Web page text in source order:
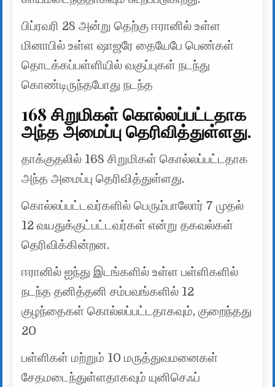
பிப்ரவரி 28 அன்று தெற்கு ஈரானில் உள்ள
மினாபில் உள்ள ஷாஜரே தையேபே பெண்கள்
தொடக்கப்பள்ளியில் வகுப்புகள் நடந்து
கொண்டிருந்தபோது நடந்த
168 சிறுமிகள் கொல்லப்பட்டதாக
அந்த அமைப்பு தெரிவித்துள்ளது.
தாக்குதலில் 168 சிறுமிகள் கொல்லப்பட்டதாக
அந்த அமைப்பு தெரிவித்துள்ளது.
கொல்லப்பட்டவர்களில் பெரும்பாலோர் 7 முதல்
12 வயதுக்குட்பட்டவர்கள் என்று தகவல்கள்
தெரிவிக்கின்றன.
ஈரானில் ஐந்து இடங்களில் உள்ள பள்ளிகளில்
நடந்த தனித்தனி சம்பவங்களில் 12
குழந்தைகள் கொல்லப்பட்டதாகவும், குறைந்தது
20
பள்ளிகள் மற்றும் 10 மருத்துவமனைகள்
சேதமடைந்துள்ளதாகவும் யுனிசெஃப்